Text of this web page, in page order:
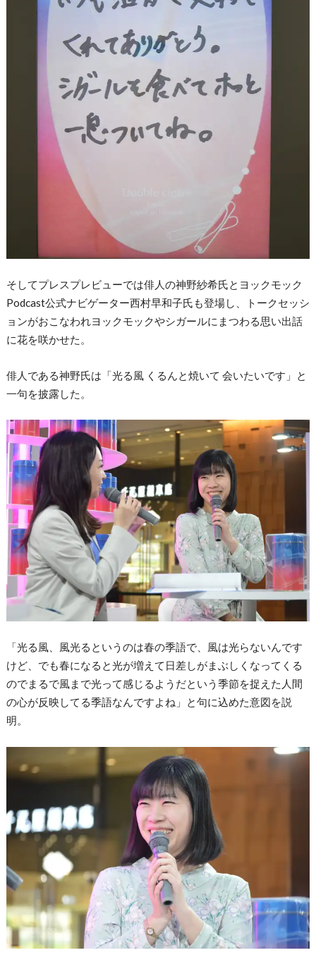
そしてプレスプレビューでは俳人の神野紗希氏とヨックモック
Podcast公式ナビゲーター西村早和子氏も登場し、トークセッシ
ョンがおこなわれヨックモックやシガールにまつわる思い出話
に花を咲かせた。
俳人である神野氏は「光る風 くるんと焼いて 会いたいです」と
一句を披露した。
「光る風、風光るというのは春の季語で、風は光らないんです
けど、でも春になると光が増えて日差しがまぶしくなってくる
のでまるで風まで光って感じるようだという季節を捉えた人間
の心が反映してる季語なんですよね」と句に込めた意図を説
明。